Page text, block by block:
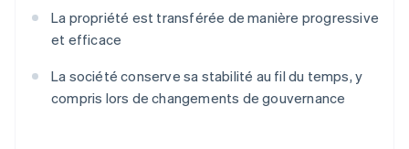
La propriété est transférée de manière progressive
et efficace
La société conserve sa stabilité au fil du temps, y
compris lors de changements de gouvernance